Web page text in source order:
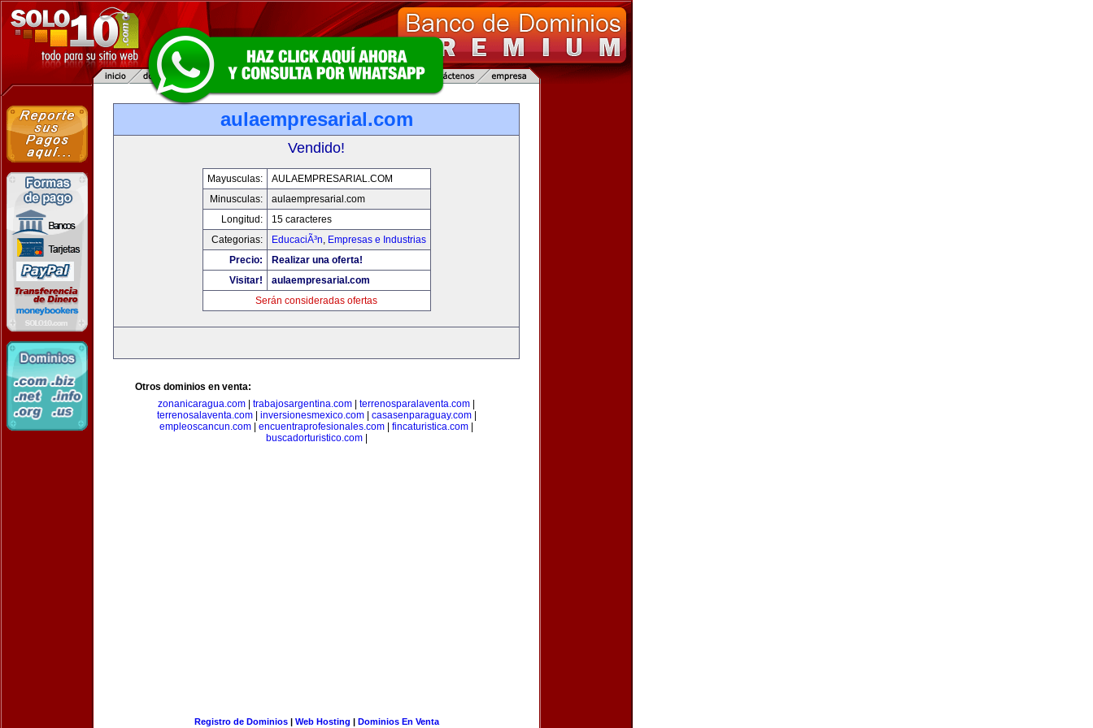
aulaempresarial.com
Vendido!
Mayusculas:
AULAEMPRESARIAL.COM
Minusculas:
aulaempresarial.com
Longitud:
15 caracteres
Categorias:
EducaciÃ³n, Empresas e Industrias
Precio:
Realizar una oferta!
Visitar!
aulaempresarial.com
Serán consideradas ofertas
Otros dominios en venta:
zonanicaragua.com
trabajosargentina.com terrenosparalaventa.com
terrenosalaventa.com| inversionesmexico.com| casasenparaguay.com|
empleoscancun.com
encuentraprofesionales.com fincaturistica.com
buscadorturistico.com|
Registro de Dominios| Web Hosting | Dominios En Venta